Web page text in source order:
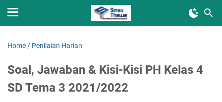
Home / Penilaian Harian
Soal, Jawaban & Kisi-Kisi PH Kelas 4
SD Tema 3 2021/2022